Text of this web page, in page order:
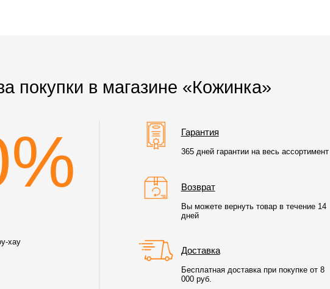
покупки в магазине «Кожинка»
хау
Гарантия
365 дней гарантии на весь ассортимент
Возврат
Вы можете вернуть товар в течение 14
дней
Доставка
Бесплатная доставка при покупке от 8
000 руб.